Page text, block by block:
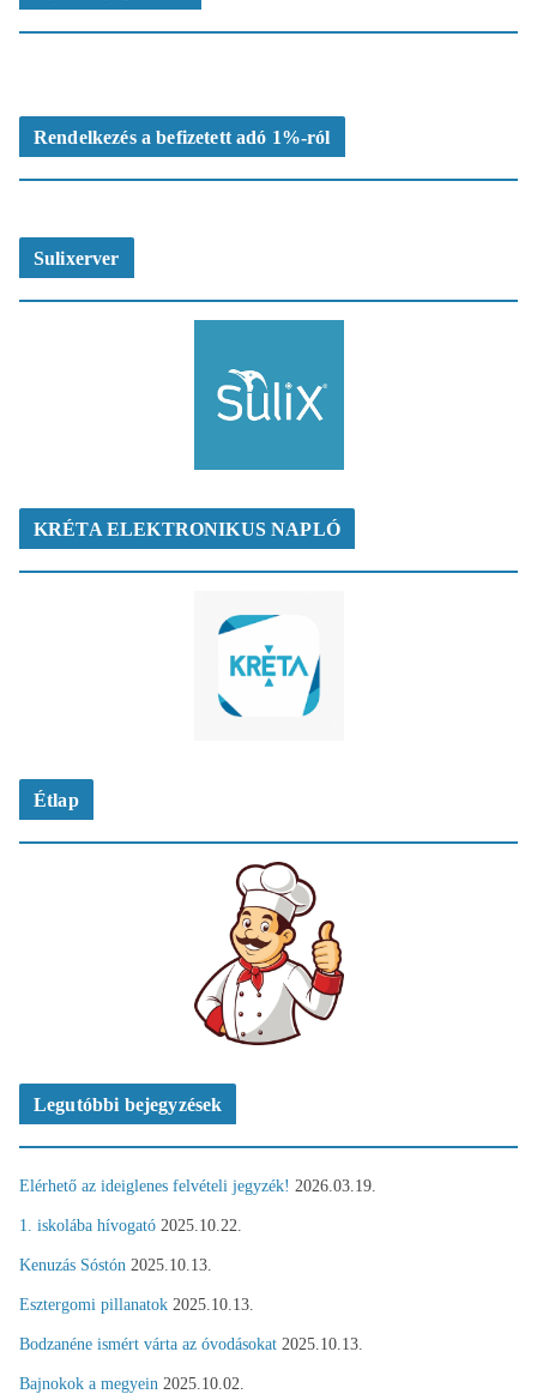
Rendelkezés a befizetett adó 1%-ról
Sulixerver
KRÉTA ELEKTRONIKUS NAPLÓ
Étlap
Legutóbbi bejegyzések
Elérhető az ideiglenes felvételi jegyzék! 2026.03.19.
1. iskolába hívogató 2025.10.22.
Kenuzás Sóstón 2025.10.13.
Esztergomi pillanatok 2025.10.13.
Bodzanéne ismért várta az óvodásokat 2025.10.13.
Bajnokok a megyein 2025.10.02.